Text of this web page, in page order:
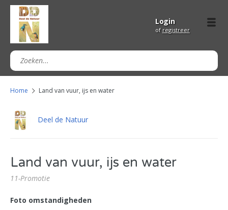
Login
of registreer
Home Land van vuur, ijs en water
Deel de Natuur
Land van vuur, ijs en water
11-Promotie
Foto omstandigheden